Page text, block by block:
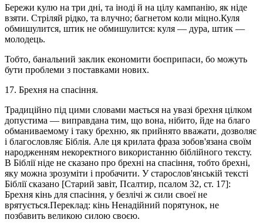
Бережи кулю на три дні, та іноді й на цілу кампанію, як ніде
взяти. Стріляй рідко, та влучно; багнетом коли міцно.Куля
обмишулится, штик не обмишулится: куля — дура, штик —
молодець.
Тобто, банальний заклик економити боєприпаси, бо можуть
бути проблеми з поставками нових.
17. Брехня на спасіння.
Традиційно під цими словами мається на увазі брехня цілком
допустима — виправдана тим, що вона, нібито, йде на благо
обманиваемому і таку брехню, як прийнято вважати, дозволяє
і благословляє Біблія. Але ця крилата фраза зобов'язана своїм
народженням некоректного використанню біблійного тексту.
В Біблії ніде не сказано про брехні на спасіння, тобто брехні,
яку можна зрозуміти і пробачити. У старослов'янській тексті
Біблії сказано [Старий завіт, Псалтир, псалом 32, ст. 17]:
Брехня кінь для спасіння, у безлічі ж сили своеї не
врятується.Переклад: кінь Ненадійний порятунок, не
позбавить великою силою своєю.